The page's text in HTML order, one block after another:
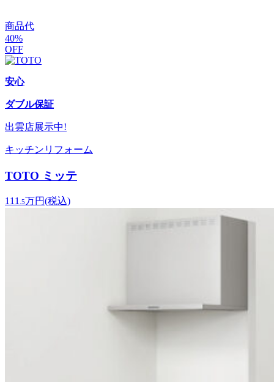
商品代
40%
OFF
安心
ダブル保証
出雲店展示中!
キッチンリフォーム
TOTO ミッテ
111.5万円(税込)